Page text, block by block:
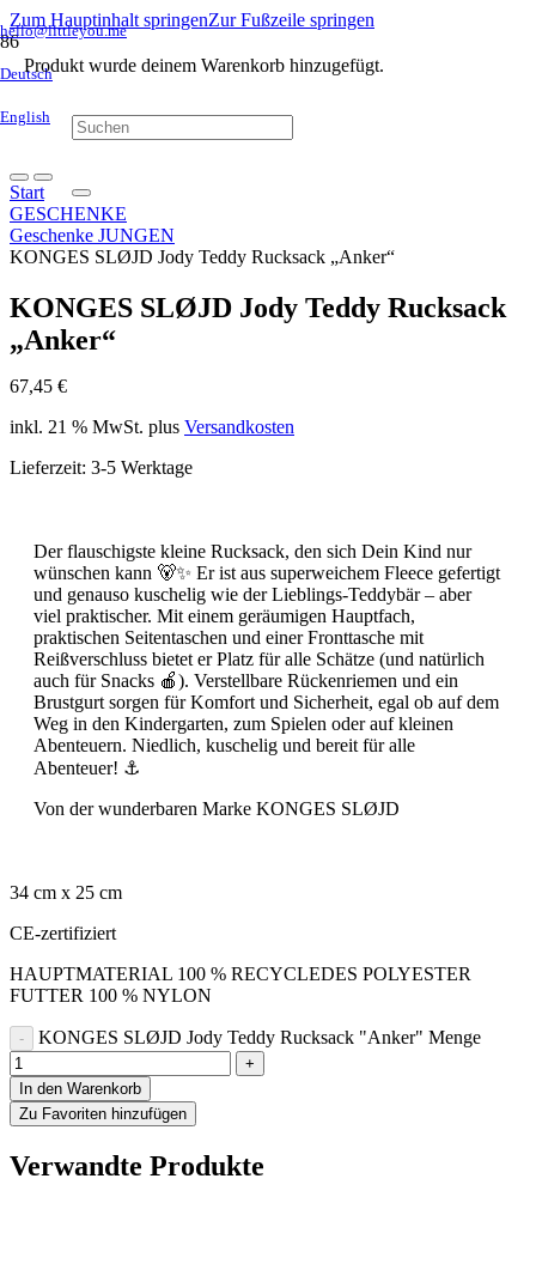
Zum Hauptinhalt springenZur Fußzeile springen
hello@littleyou.me
Deutsch
English
Produkt wurde deinem Warenkorb hinzugefügt.
Start
GESCHENKE
Geschenke JUNGEN
KONGES SLØJD Jody Teddy Rucksack „Anker“
KONGES SLØJD Jody Teddy Rucksack
„Anker“
67,45 €
inkl. 21 % MwSt. plus Versandkosten
Lieferzeit: 3-5 Werktage
Der flauschigste kleine Rucksack, den sich Dein Kind nur
wünschen kann 🐻✨ Er ist aus superweichem Fleece gefertigt
und genauso kuschelig wie der Lieblings-Teddybär – aber
viel praktischer. Mit einem geräumigen Hauptfach,
praktischen Seitentaschen und einer Fronttasche mit
Reißverschluss bietet er Platz für alle Schätze (und natürlich
auch für Snacks 🍎). Verstellbare Rückenriemen und ein
Brustgurt sorgen für Komfort und Sicherheit, egal ob auf dem
Weg in den Kindergarten, zum Spielen oder auf kleinen
Abenteuern. Niedlich, kuschelig und bereit für alle
Abenteuer! ⚓️
Von der wunderbaren Marke KONGES SLØJD
34 cm x 25 cm
CE-zertifiziert
HAUPTMATERIAL 100 % RECYCLEDES POLYESTER
FUTTER 100 % NYLON
KONGES SLØJD Jody Teddy Rucksack "Anker" Menge
In den Warenkorb
Zu Favoriten hinzufügen
Verwandte Produkte